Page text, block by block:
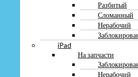
Разбитый
Сломанный
Нерабочий
iPad
На запчасти
Нерабочий
MacBook